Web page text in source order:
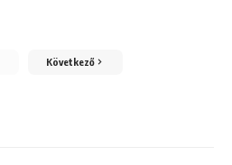
Következő